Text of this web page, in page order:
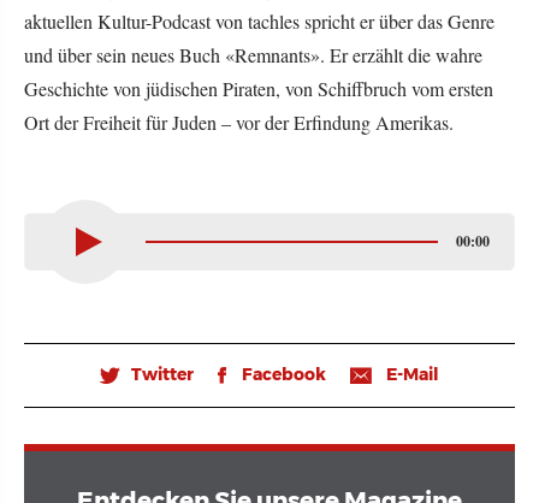
aktuellen Kultur-Podcast von tachles spricht er über das Genre
und über sein neues Buch «Remnants». Er erzählt die wahre
Geschichte von jüdischen Piraten, von Schiffbruch vom ersten
Ort der Freiheit für Juden – vor der Erfindung Amerikas.
00:00
🐦 Twitter 𝖿 Facebook 📧 E-Mail